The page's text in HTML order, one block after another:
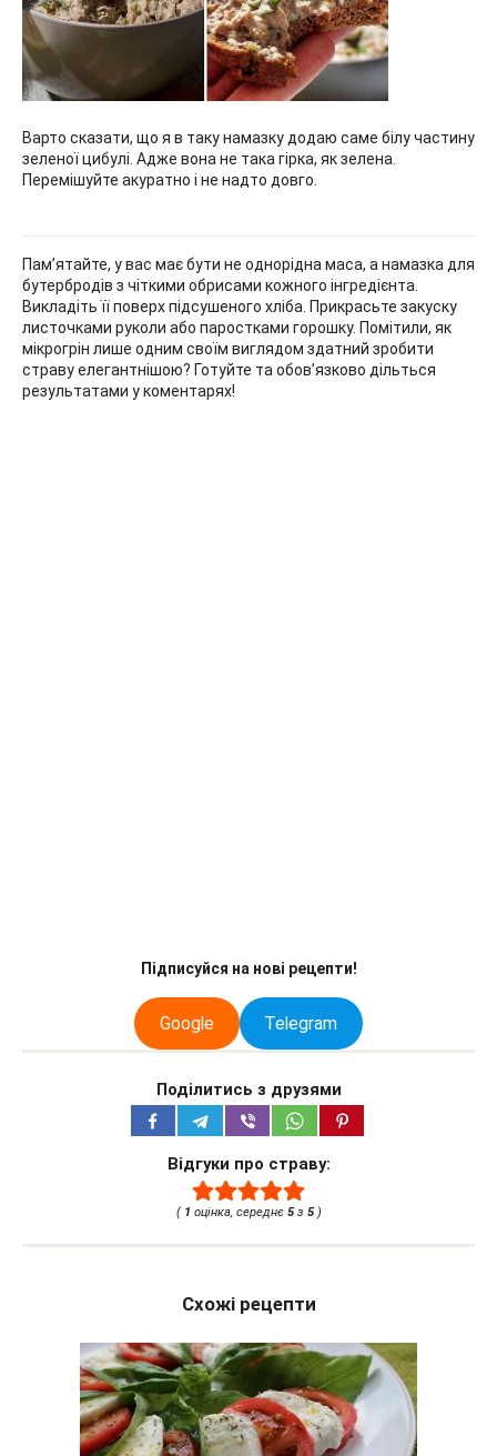
Варто сказати, що я в таку намазку додаю саме білу частину
зеленої цибулі. Адже вона не така гірка, як зелена.
Перемішуйте акуратно і не надто довго.
Пам’ятайте, у вас має бути не однорідна маса, а намазка для
бутербродів з чіткими обрисами кожного інгредієнта.
Викладіть її поверх підсушеного хліба. Прикрасьте закуску
листочками руколи або паростками горошку. Помітили, як
мікрогрін лише одним своїм виглядом здатний зробити
страву елегантнішою? Готуйте та обов’язково дільться
результатами у коментарях!
Підписуйся на нові рецепти!
Google Telegram
Поділитись з друзями
Відгуки про страву:
( 1 оцінка, середнє 5з 5)
Схожі рецепти